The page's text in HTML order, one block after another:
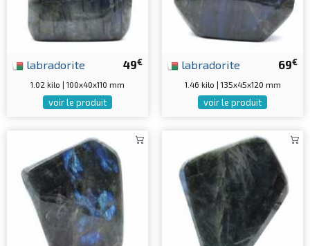
49€
labradorite
1.02 kilo | 100x40x110 mm
voir le produit
69€
labradorite
1.46 kilo | 135x45x120 mm
voir le produit